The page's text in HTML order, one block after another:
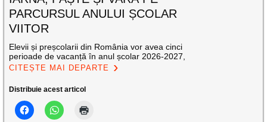
PARCURSUL ANULUI ȘCOLAR
VIITOR
Elevii și preșcolarii din România vor avea cinci
perioade de vacanță în anul școlar 2026-2027,
CITEȘTE MAI DEPARTE
Distribuie acest articol